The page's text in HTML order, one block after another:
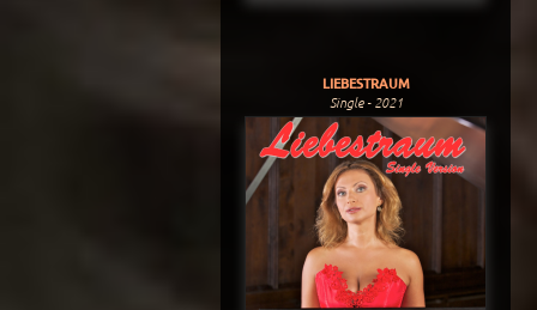
LIEBESTRAUM
Single - 2021